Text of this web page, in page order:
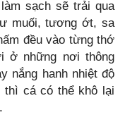
sạch sẽ trải qua
muối, tương ớt, sa
đều vào từng thớ
ở những nơi thông
nắng hanh nhiệt độ
thì cá có thể khô lại